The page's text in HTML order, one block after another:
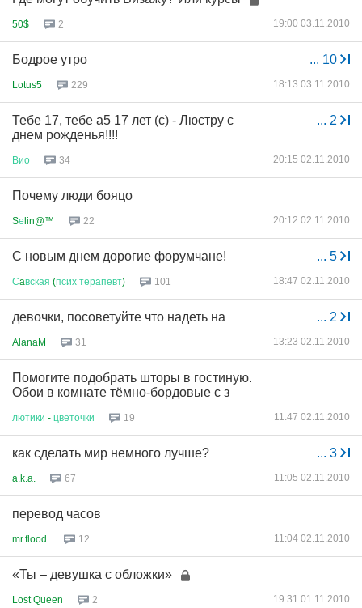
50$ 2 19:00 03.11.2010
... 10
Бодрое утро
Lotus5 229 18:13 03.11.2010
... 2
Тебе 17, тебе а5 17 лет (с) - Люстру с
днем рожденья!!!!
Вио 34 20:15 02.11.2010
Почему люди бояцо
Sеlin@™ 22 20:12 02.11.2010
... 5
С новым днем дорогие форумчане!
Сaвская (псих терапевт) 101 18:47 02.11.2010
... 2
девочки, посоветуйте что надеть на
AlanaM 31 13:23 02.11.2010
Помогите подобрать шторы в гостиную.
Обои в комнате тёмно-бордовые с з
лютики - цветочки 19 11:47 02.11.2010
... 3
как сделать мир немного лучше?
a.k.a. 67 11:05 02.11.2010
перевод часов
mr.flood. 12 11:04 02.11.2010
«Ты – девушка с обложки»
Lost Queen 2 19:31 01.11.2010